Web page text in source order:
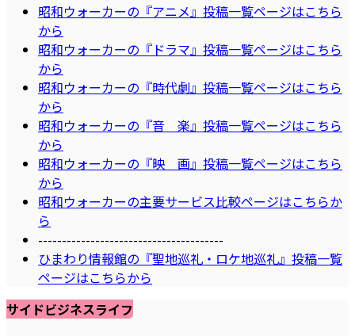
昭和ウォーカーの『アニメ』投稿一覧ページはこちら
から
昭和ウォーカーの『ドラマ』投稿一覧ページはこちら
から
昭和ウォーカーの『時代劇』投稿一覧ページはこちら
から
昭和ウォーカーの『音 楽』投稿一覧ページはこちら
から
昭和ウォーカーの『映 画』投稿一覧ページはこちら
から
昭和ウォーカーの主要サービス比較ページはこちらか
ら
---------------------------------------
ひまわり情報館の『聖地巡礼・ロケ地巡礼』投稿一覧
ページはこちらから
サイドビジネスライフ